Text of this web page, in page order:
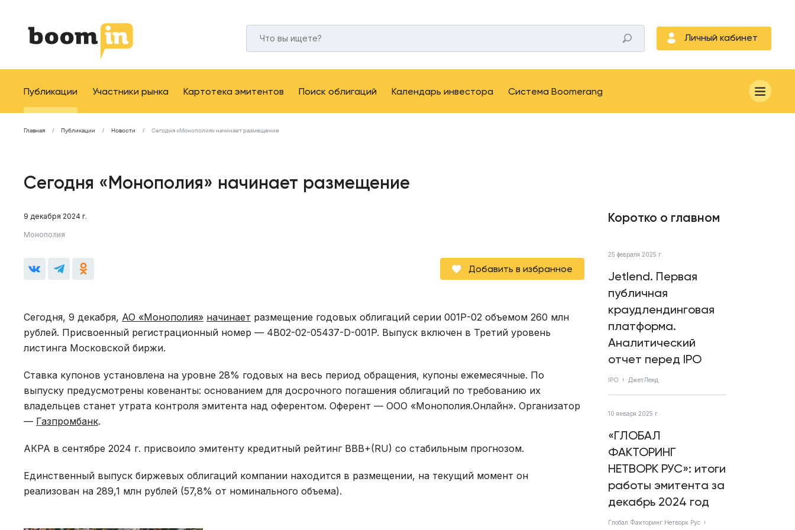
Личный кабинет
Публикации Участники рынка Картотека эмитентов Поиск облигаций Календарь инвестора Система Boomerang
Главная Публикации Новости Сегодня «Монополия» начинает размещение
Сегодня «Монополия» начинает размещение
9 декабря 2024 г.
Монополия
Добавить в избранное
Сегодня, 9 декабря, АО «Монополия» начинает размещение годовых облигаций серии 001Р-02 объемом 260 млн
рублей. Присвоенный регистрационный номер — 4B02-02-05437-D-001P. Выпуск включен в Третий уровень
листинга Московской биржи.
Ставка купонов установлена на уровне 28% годовых на весь период обращения, купоны ежемесячные. По
выпуску предусмотрены ковенанты: основанием для досрочного погашения облигаций по требованию их
владельцев станет утрата контроля эмитента над оферентом. Оферент — ООО «Монополия.Онлайн». Организатор
— Газпромбанк.
АКРА в сентябре 2024 г. присвоило эмитенту кредитный рейтинг BBB+(RU) со стабильным прогнозом.
Единственный выпуск биржевых облигаций компании находится в размещении, на текущий момент он
реализован на 289,1 млн рублей (57,8% от номинального объема).
Коротко о главном
25 февраля 2025 г.
Jetlend. Первая
публичная
краудлендинговая
платформа.
Аналитический
отчет перед IPO
IPO ДжетЛенд
10 января 2025 г.
«ГЛОБАЛ
ФАКТОРИНГ
НЕТВОРК РУС»: итоги
работы эмитента за
декабрь 2024 год
Глобал Факторинг Нетворк Рус